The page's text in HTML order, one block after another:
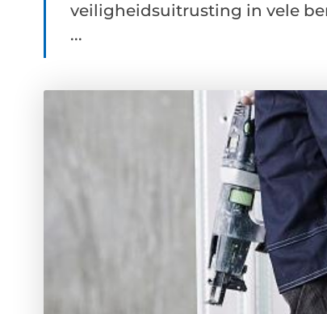
veiligheidsuitrusting in vele
...